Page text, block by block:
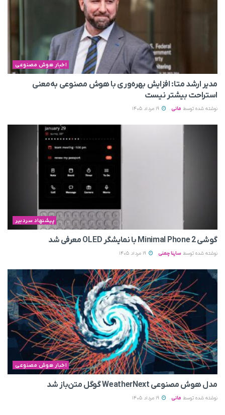
اخبار هوش مصنوعی
مدیر ارشد متا: افزایش بهره‌وری با هوش مصنوعی به‌معنی
استراحت بیشتر نیست
نوشته شده توسط مانی
پیشنهاد سردبیر
گوشی Minimal Phone 2 با نمایشگر OLED معرفی شد
نوشته شده توسط ساینا چمنی
اخبار هوش مصنوعی
مدل هوش مصنوعی WeatherNext گوگل متن‌باز شد
نوشته شده توسط مانی